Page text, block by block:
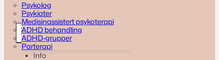
Psykolog
Psykiater
Medisinassistert psykoterapi
ADHD behandling
ADHD-grupper
Parterapi
Info